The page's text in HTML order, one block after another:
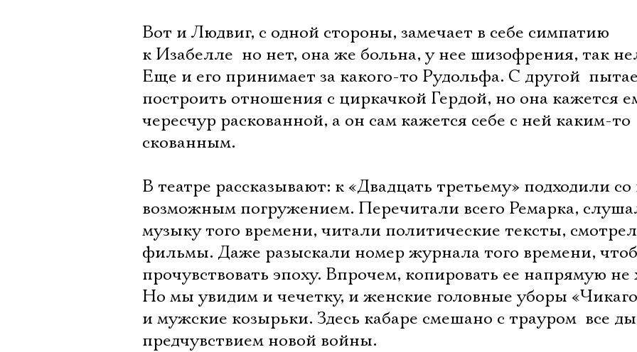
Вот и Людвиг, с одной стороны, замечает в себе симпатию
к Изабелле  но нет, она же больна, у нее шизофрения, так
Еще и его принимает за какого-то Рудольфа. С другой 
построить отношения с циркачкой Гердой, но она кажется
чересчур раскованной, а он сам кажется себе с ней каким-то
скованным.
В театре рассказывают: к «Двадцать третьему» подходили со
возможным погружением. Перечитали всего Ремарка,
музыку того времени, читали политические тексты,
фильмы. Даже разыскали номер журнала того времени,
прочувствовать эпоху. Впрочем, копировать ее напрямую не
Но мы увидим и чечетку, и женские головные уборы
и мужские козырьки. Здесь кабаре смешано с трауром  все
предчувствием новой войны.
Ознакомиться